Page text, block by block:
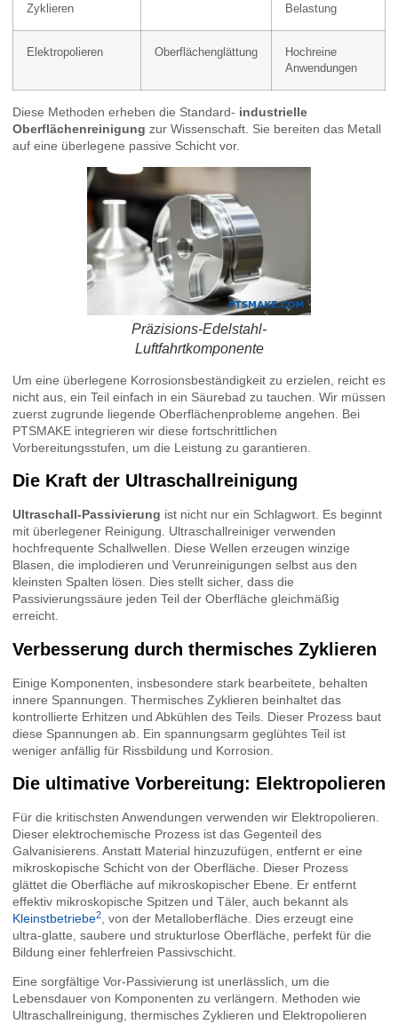
Zyklieren
Belastung
Elektropolieren Oberflächenglättung
Hochreine
Anwendungen
Diese Methoden erheben die Standard- industrielle
Oberflächenreinigung zur Wissenschaft. Sie bereiten das Metall
auf eine überlegene passive Schicht vor.
Präzisions-Edelstahl-
Luftfahrtkomponente
Um eine überlegene Korrosionsbeständigkeit zu erzielen, reicht es
nicht aus, ein Teil einfach in ein Säurebad zu tauchen. Wir müssen
zuerst zugrunde liegende Oberflächenprobleme angehen. Bei
PTSMAKE integrieren wir diese fortschrittlichen
Vorbereitungsstufen, um die Leistung zu garantieren.
Die Kraft der Ultraschallreinigung
Ultraschall-Passivierung ist nicht nur ein Schlagwort. Es beginnt
mit überlegener Reinigung. Ultraschallreiniger verwenden
hochfrequente Schallwellen. Diese Wellen erzeugen winzige
Blasen, die implodieren und Verunreinigungen selbst aus den
kleinsten Spalten lösen. Dies stellt sicher, dass die
Passivierungssäure jeden Teil der Oberfläche gleichmäßig
erreicht.
Verbesserung durch thermisches Zyklieren
Einige Komponenten, insbesondere stark bearbeitete, behalten
innere Spannungen. Thermisches Zyklieren beinhaltet das
kontrollierte Erhitzen und Abkühlen des Teils. Dieser Prozess baut
diese Spannungen ab. Ein spannungsarm geglühtes Teil ist
weniger anfällig für Rissbildung und Korrosion.
Die ultimative Vorbereitung: Elektropolieren
Für die kritischsten Anwendungen verwenden wir Elektropolieren.
Dieser elektrochemische Prozess ist das Gegenteil des
Galvanisierens. Anstatt Material hinzuzufügen, entfernt er eine
mikroskopische Schicht von der Oberfläche. Dieser Prozess
glättet die Oberfläche auf mikroskopischer Ebene. Er entfernt
effektiv mikroskopische Spitzen und Täler, auch bekannt als
Kleinstbetriebe2
, von der Metalloberfläche. Dies erzeugt eine
ultra-glatte, saubere und strukturlose Oberfläche, perfekt für die
Bildung einer fehlerfreien Passivschicht.
Eine sorgfältige Vor-Passivierung ist unerlässlich, um die
Lebensdauer von Komponenten zu verlängern. Methoden wie
Ultraschallreinigung, thermisches Zyklieren und Elektropolieren